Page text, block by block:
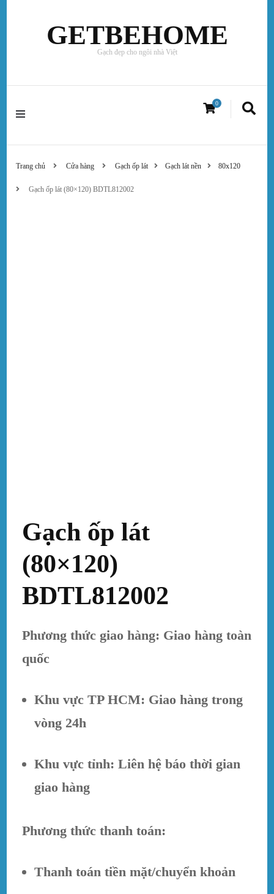
GETBEHOME
Gạch đẹp cho ngôi nhà Việt
0
Trang chủ Cửa hàng Gạch ốp lát Gạch lát nền 80x120
Gạch ốp lát (80×120) BDTL812002
Gạch ốp lát
(80×120)
BDTL812002
Phương thức giao hàng: Giao hàng toàn
quốc
Khu vực TP HCM: Giao hàng trong
vòng 24h
Khu vực tỉnh: Liên hệ báo thời gian
giao hàng
Phương thức thanh toán:
Thanh toán tiền mặt/chuyển khoản